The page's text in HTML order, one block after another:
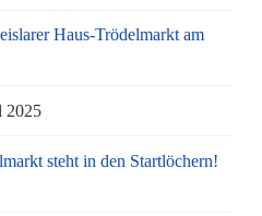
Haus-Trödelmarkt am
2025
steht in den Startlöchern!